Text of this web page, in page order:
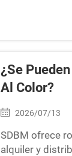
¿Se
Al Color?
2026/07/13
SDBM ofrece
alquiler y